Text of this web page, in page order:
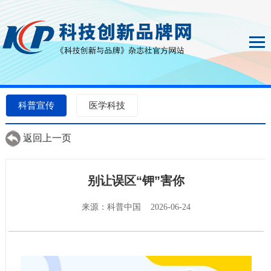
科普宣传 医学科技
返回上一页
别让误区“钾”害你
来源：科普中国 2026-06-24